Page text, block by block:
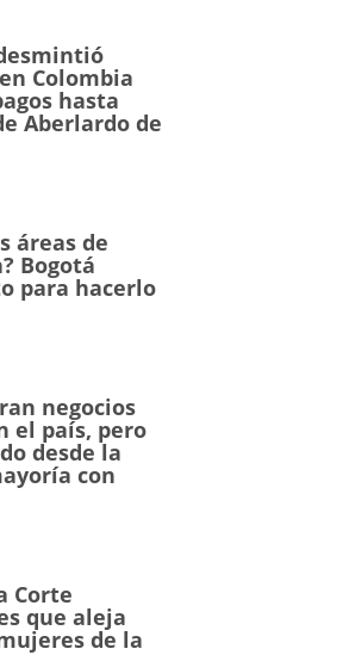
Colombia
hasta
Aberlardo de
áreas de
Bogotá
para hacerlo
negocios
el país, pero
desde la
con
Corte
que aleja
de la